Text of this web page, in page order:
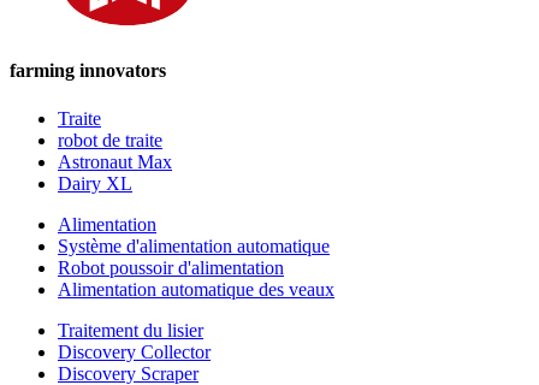
farming innovators
Traite
robot de traite
Astronaut Max
Dairy XL
Alimentation
Système d'alimentation automatique
Robot poussoir d'alimentation
Alimentation automatique des veaux
Traitement du lisier
Discovery Collector
Discovery Scraper